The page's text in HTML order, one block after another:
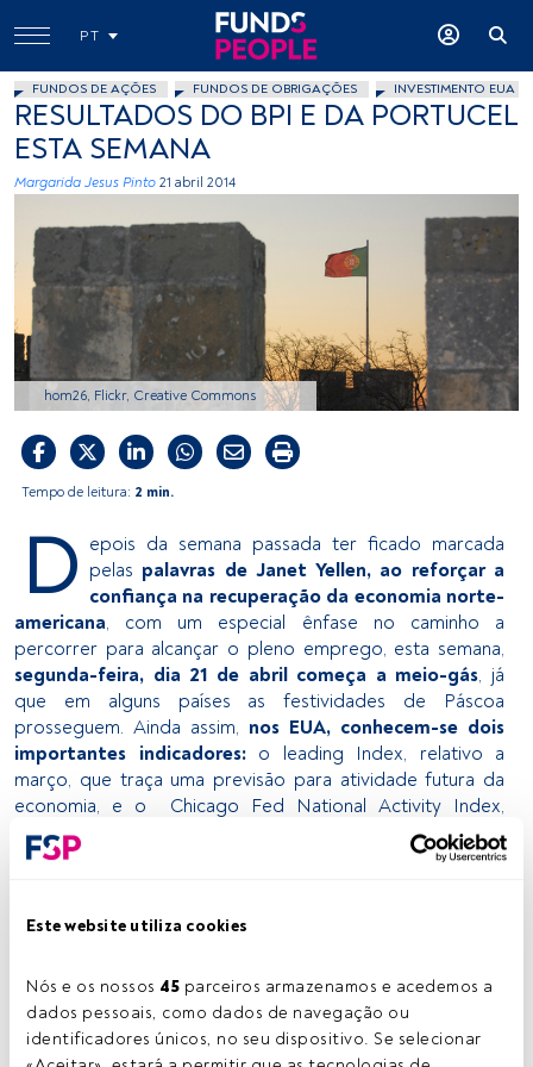
Este website utiliza cookies
Nós e os nossos 45 parceiros armazenamos e acedemos a
dados pessoais, como dados de navegação ou
identificadores únicos, no seu dispositivo. Se selecionar
PT
FUNDOS DE AÇÕES FUNDOS DE OBRIGAÇÕES INVESTIMENTO EUA
RESULTADOS DO BPI E DA PORTUCEL
ESTA SEMANA
Margarida Jesus Pinto 21 abril 2014
hom26, Flickr, Creative Commons
Tempo de leitura: 2 min.
D epois da semana passada ter ficado marcada
pelas palavras de Janet Yellen, ao reforçar a
confiança na recuperação da economia norte-
americana, com um especial ênfase no caminho a
percorrer para alcançar o pleno emprego, esta semana,
segunda-feira, dia 21 de abril começa a meio-gás, já
que em alguns países as festividades de Páscoa
prosseguem. Ainda assim, nos EUA, conhecem-se dois
importantes indicadores:o leading Index, relativo a
março, que traça uma previsão para atividade futura da
economia, e o Chicago Fed National Activity Index,
também referente a março.
ao nível da zona euro o
de abril, mas também para os resultados relativos à
Portugal, por outro lado, são reveladas informações
sobre a balança comercial no mês de fevereiro.
Dia 23 de abril, quarta-feira, é altura de se conhecerem as